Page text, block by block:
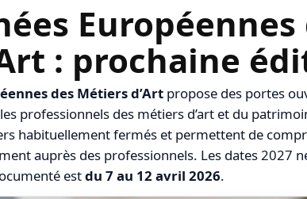
: prochaine
des Métiers d’Artpropose des portes
professionnels des métiers d’art et du
habituellement fermés et permettent de
auprès des professionnels. Les dates 2027
estdu 7 au 12 avril 2026.